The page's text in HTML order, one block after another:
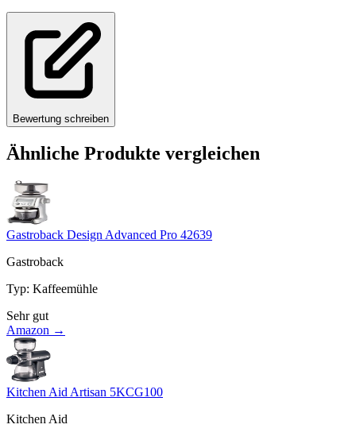
Bewertung schreiben
Ähnliche Produkte vergleichen
Gastroback Design Advanced Pro 42639
Gastroback
Typ: Kaffeemühle
Sehr gut
Amazon →
Kitchen Aid Artisan 5KCG100
Kitchen Aid